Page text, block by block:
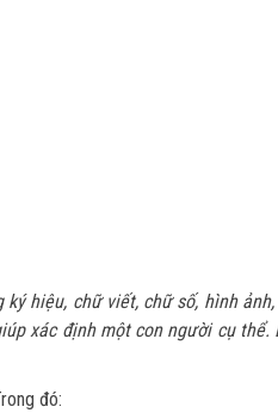
hiệu, chữ viết, chữ số, hình
xác định một con người cụ thể.
đó: